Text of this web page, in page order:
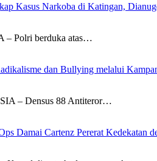
Kasus Narkoba di Katingan,
Polri berduka atas…
dan Bullying melalui
– Densus 88 Antiteror…
Damai Cartenz Pererat Kedekatan